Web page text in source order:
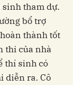
tham dự.
bổ trợ
thành tốt
thi của nhà
thí sinh có
diễn ra. Cô